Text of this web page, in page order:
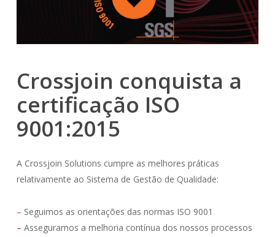
Crossjoin conquista a
certificação ISO
9001:2015
A Crossjoin Solutions cumpre as melhores práticas
relativamente ao Sistema de Gestão de Qualidade:
– Seguimos as orientações das normas ISO 9001
– Asseguramos a melhoria contínua dos nossos processos